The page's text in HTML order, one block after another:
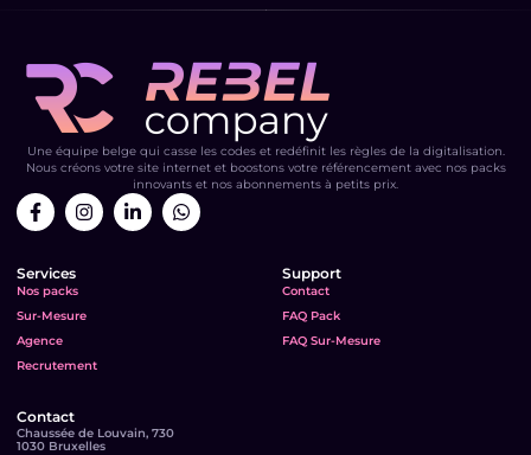
Une équipe belge qui casse les codes et redéfinit les règles de la digitalisation.
Nous créons votre site internet et boostons votre référencement avec nos packs
innovants et nos abonnements à petits prix.
Services
Nos packs
Sur-Mesure
Agence
Recrutement
Support
Contact
FAQ Pack
FAQ Sur-Mesure
Contact
Chaussée de Louvain, 730
1030 Bruxelles